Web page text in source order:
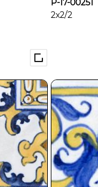
P-17-00251
2x2/2